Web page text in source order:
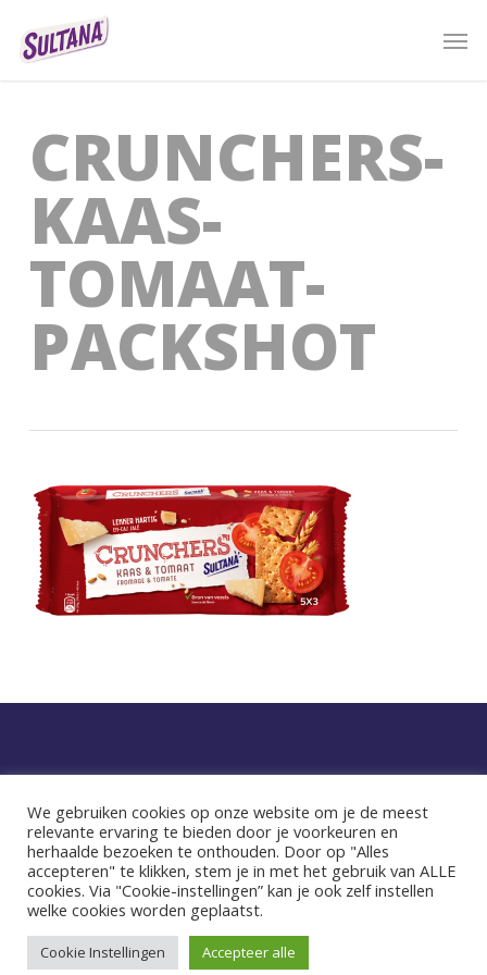
CRUNCHERS-
KAAS-
TOMAAT-
PACKSHOT
facebook instagram
© 2026 Sultana. Dat voelt goed.
We gebruiken cookies op onze website om je de meest
relevante ervaring te bieden door je voorkeuren en
herhaalde bezoeken te onthouden. Door op "Alles
accepteren" te klikken, stem je in met het gebruik van ALLE
cookies. Via "Cookie-instellingen” kan je ook zelf instellen
welke cookies worden geplaatst.
Cookie Instellingen Accepteer alle